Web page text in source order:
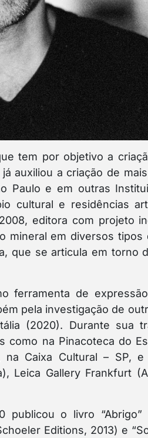
tem por objetivo a
auxiliou a criação de
e em outras
cultural e residências
editora com projeto
mineral em diversos
que se articula em torno
ferramenta de
pela investigação de
(2020). Durante sua
como na Pinacoteca do
Caixa Cultural – SP, e
Leica Gallery Frankfurt
publicou o livro
Editions, 2013) e